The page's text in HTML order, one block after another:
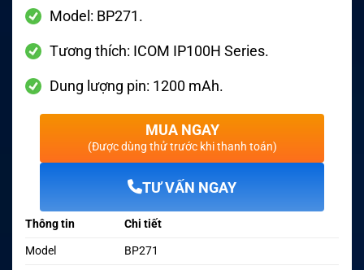
Model: BP271.
Tương thích: ICOM IP100H Series.
Dung lượng pin: 1200 mAh.
MUA NGAY
(Được dùng thử trước khi thanh toán)
TƯ VẤN NGAY
Thông tin
Chi tiết
Model
BP271